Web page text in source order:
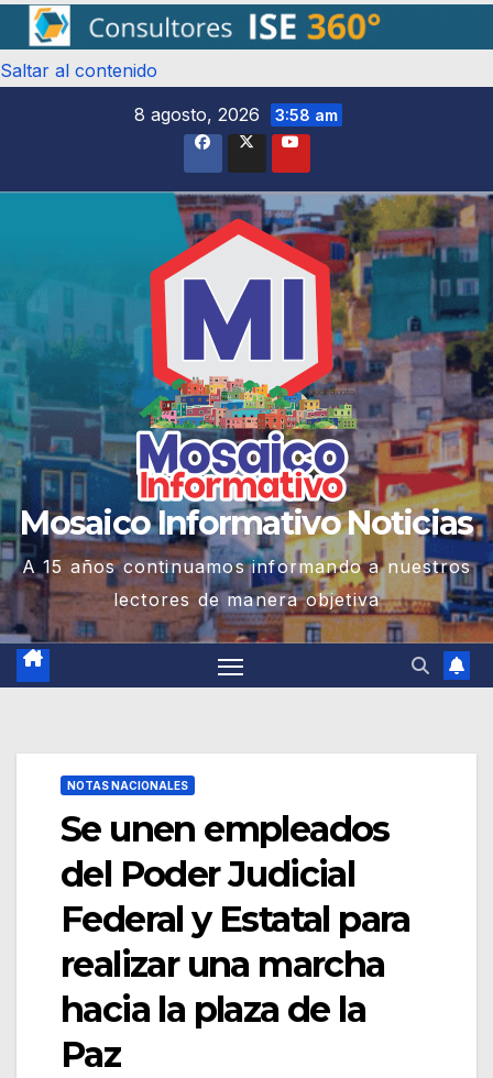
Saltar al contenido
8 agosto, 2026
3:58 am
Mosaico Informativo Noticias
A 15 años continuamos informando a nuestros
lectores de manera objetiva
NOTAS NACIONALES
Se unen empleados
del Poder Judicial
Federal y Estatal para
realizar una marcha
hacia la plaza de la
Paz